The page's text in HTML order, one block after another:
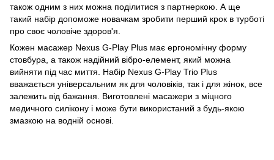
також одним з них можна поділитися з партнеркою. А ще
такий набір допоможе новачкам зробити перший крок в турботі
про своє чоловіче здоров'я.
Кожен масажер Nexus G-Play Plus має ергономічну форму
стовбура, а також надійний вібро-елемент, який можна
вийняти під час миття. Набір Nexus G-Play Trio Plus
вважається універсальним як для чоловіків, так і для жінок, все
залежить від бажання. Виготовлені масажери з міцного
медичного силікону і може бути використаний з будь-якою
змазкою на водній основі.